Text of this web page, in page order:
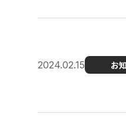
2024.02.15 お